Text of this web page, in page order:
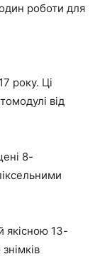
роботи для
року. Ці
від
8-
якісною 13-